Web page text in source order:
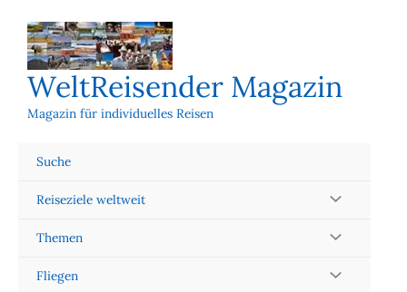
Inhalt
springen
WeltReisender Magazin
Magazin für individuelles Reisen
Suche
Reiseziele weltweit
Themen
Fliegen